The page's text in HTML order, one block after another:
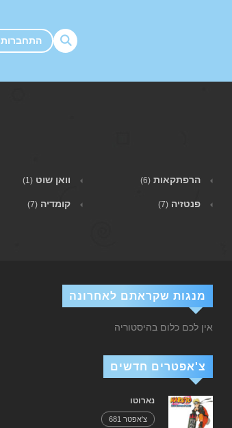
התחברות
הרפתקאות (6) וואן שוט (1)
פנטזיה (7) קומדיה (7)
מנגות שקראתם לאחרונה
אין לכם כלום בהיסטוריה
צ'אפטרים חדשים
נארוטו
צ'אפטר 681